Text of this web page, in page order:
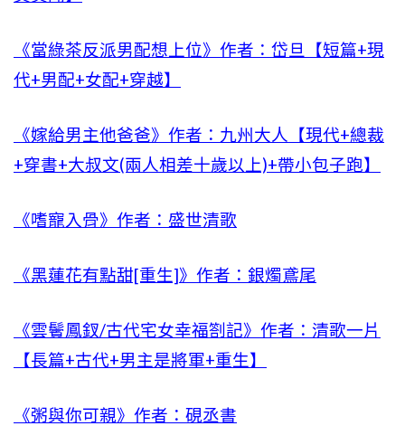
《當綠茶反派男配想上位》作者：岱旦【短篇+現
代+男配+女配+穿越】
《嫁給男主他爸爸》作者：九州大人【現代+總裁
+穿書+大叔文(兩人相差十歲以上)+帶小包子跑】
《嗜寵入骨》作者：盛世清歌
《黑蓮花有點甜[重生]》作者：銀燭鳶尾
《雲鬢鳳釵/古代宅女幸福劄記》作者：清歌一片
【長篇+古代+男主是將軍+重生】
《粥與你可親》作者：硯丞書